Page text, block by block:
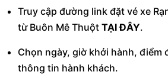
Truy cập đường link đặt vé xe
từ Buôn Mê Thuột TẠI ĐÂY.
Chọn ngày, giờ khởi hành, điểm
thông tin hành khách.